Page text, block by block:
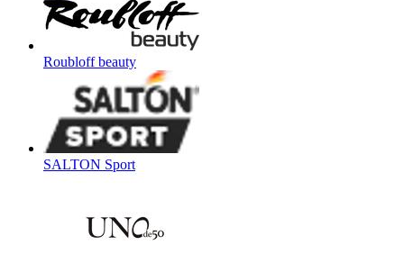
Roubloff beauty
SALTON Sport